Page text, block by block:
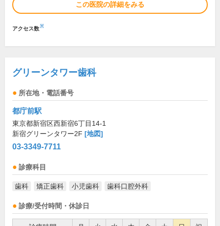
この医院の詳細をみる
アクセス数※
グリーンタワー歯科
所在地・電話番号
都庁前駅
東京都新宿区西新宿6丁目14-1
新宿グリーンタワー2F [地図]
03-3349-7711
診療科目
歯科 矯正歯科 小児歯科 歯科口腔外科
診療/受付時間・休診日